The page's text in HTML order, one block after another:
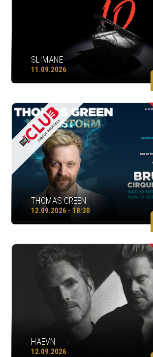
SLIMANE
11.09.2026
THOMAS GREEN
12.09.2026 - 18:30
HAEVN
12.09.2026